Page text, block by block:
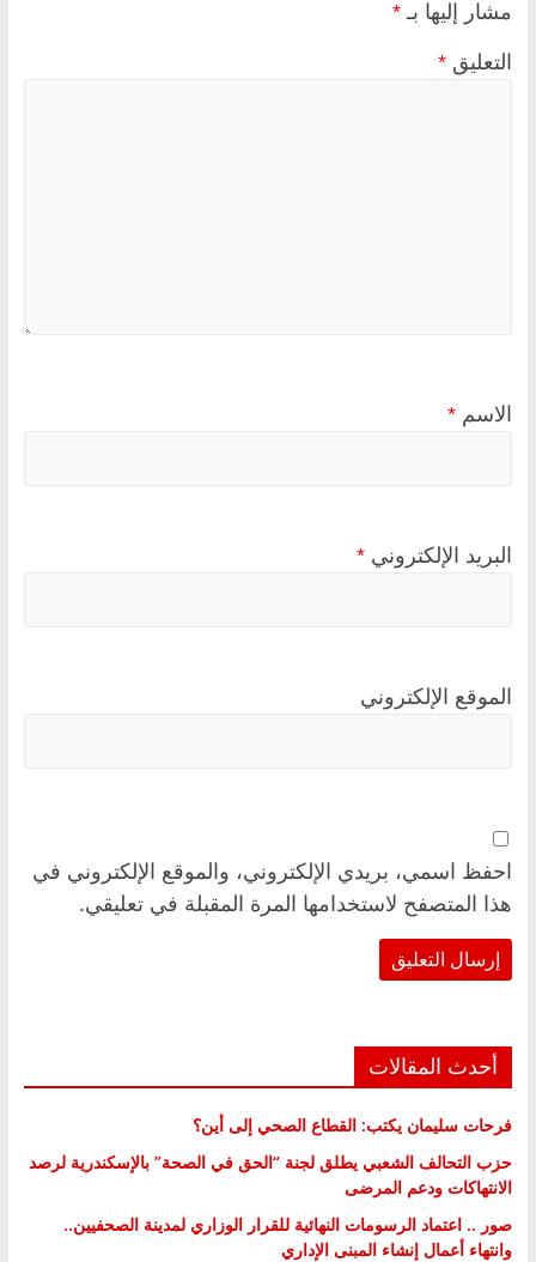
مشار إليها بـ *
التعليق *
الاسم *
البريد الإلكتروني *
الموقع الإلكتروني
احفظ اسمي، بريدي الإلكتروني، والموقع الإلكتروني في
هذا المتصفح لاستخدامها المرة المقبلة في تعليقي.
أحدث المقالات
فرحات سليمان يكتب: القطاع الصحي إلى أين؟
حزب التحالف الشعبي يطلق لجنة “الحق في الصحة” بالإسكندرية لرصد
الانتهاكات ودعم المرضى
صور .. اعتماد الرسومات النهائية للقرار الوزاري لمدينة الصحفيين..
وانتهاء أعمال إنشاء المبنى الإداري